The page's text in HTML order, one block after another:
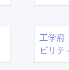
工学府
ビリテ